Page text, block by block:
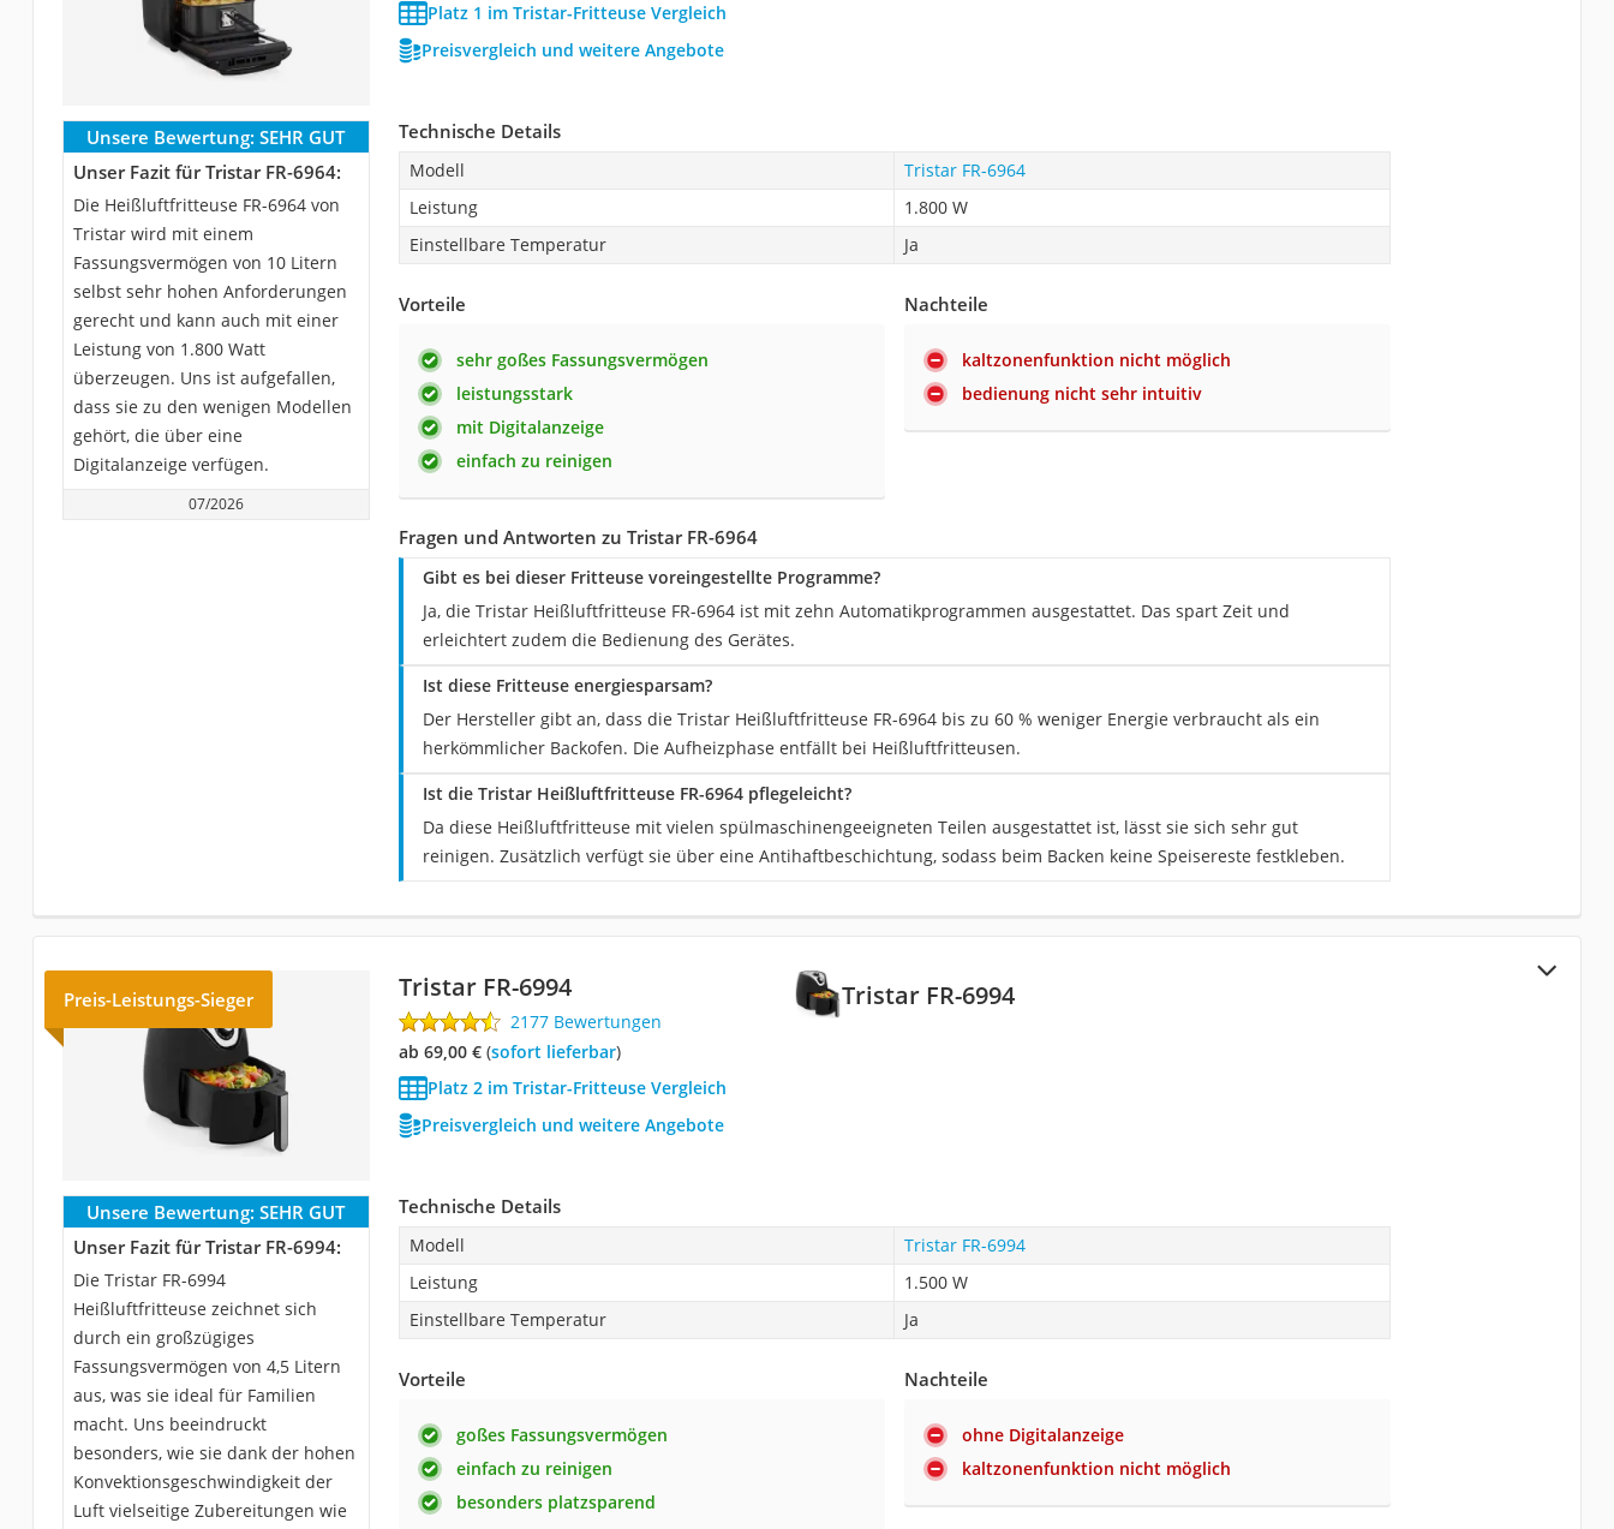
Platz 1 im Tristar-Fritteuse Vergleich
Preisvergleich und weitere Angebote
Unsere Bewertung: SEHR GUT
Unser Fazit für Tristar FR-6964:
Die Heißluftfritteuse FR-6964 von
Tristar wird mit einem
Fassungsvermögen von 10 Litern
selbst sehr hohen Anforderungen
gerecht und kann auch mit einer
Leistung von 1.800 Watt
überzeugen. Uns ist aufgefallen,
dass sie zu den wenigen Modellen
gehört, die über eine
Digitalanzeige verfügen.
07/2026
Technische Details
Modell
Tristar FR-6964
Leistung
1.800 W
Einstellbare Temperatur
Ja
Vorteile
sehr goßes Fassungsvermögen
leistungsstark
mit Digitalanzeige
einfach zu reinigen
Nachteile
kaltzonenfunktion nicht möglich
bedienung nicht sehr intuitiv
Fragen und Antworten zu Tristar FR-6964
Gibt es bei dieser Fritteuse voreingestellte Programme?
Ja, die Tristar Heißluftfritteuse FR-6964 ist mit zehn Automatikprogrammen ausgestattet. Das spart Zeit und
erleichtert zudem die Bedienung des Gerätes.
Ist diese Fritteuse energiesparsam?
Der Hersteller gibt an, dass die Tristar Heißluftfritteuse FR-6964 bis zu 60 % weniger Energie verbraucht als ein
herkömmlicher Backofen. Die Aufheizphase entfällt bei Heißluftfritteusen.
Ist die Tristar Heißluftfritteuse FR-6964 pflegeleicht?
Da diese Heißluftfritteuse mit vielen spülmaschinengeeigneten Teilen ausgestattet ist, lässt sie sich sehr gut
reinigen. Zusätzlich verfügt sie über eine Antihaftbeschichtung, sodass beim Backen keine Speisereste festkleben.
Tristar FR-6994
Preis-Leistungs-Sieger Tristar FR-6994
2177 Bewertungen
ab 69,00 €( Sofort lieferbar)
Platz 2 im Tristar-Fritteuse Vergleich
Preisvergleich und weitere Angebote
Unsere Bewertung: SEHR GUT
Unser Fazit für Tristar FR-6994:
Die Tristar FR-6994
Heißluftfritteuse zeichnet sich
durch ein großzügiges
Fassungsvermögen von 4,5 Litern
aus, was sie ideal für Familien
macht. Uns beeindruckt
besonders, wie sie dank der hohen
Konvektionsgeschwindigkeit der
Luft vielseitige Zubereitungen wie
Technische Details
Modell
Tristar FR-6994
Leistung
1.500 W
Einstellbare Temperatur
Ja
Vorteile
goßes Fassungsvermögen
einfach zu reinigen
besonders platzsparend
Nachteile
ohne Digitalanzeige
kaltzonenfunktion nicht möglich